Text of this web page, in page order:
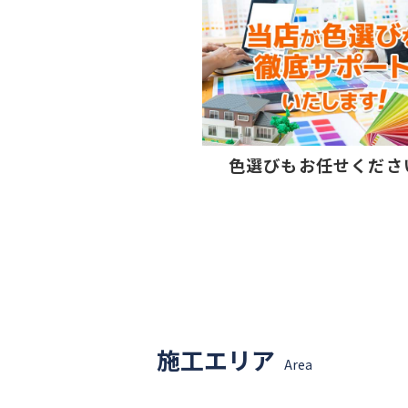
色選びもお任せくださ
施工エリア Area